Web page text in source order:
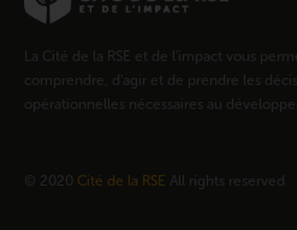
La Cité de la RSE et de l’impact vous
comprendre, d’agir et de prendre les
opérationnelles nécessaires au
© 2020 Cité de la RSE All rights reserved